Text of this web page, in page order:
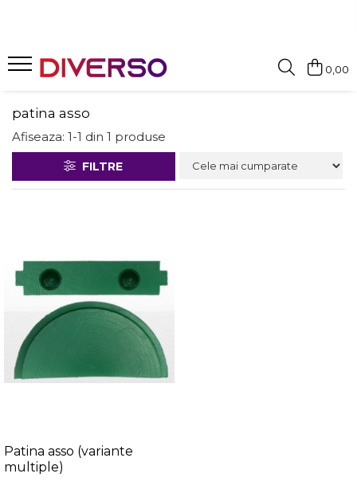
PLA
ABS
SILK
PMMA
MULTIMATERIAL
0,00
patina asso
Afiseaza: 1-1 din 1 produse
FILTRE
Patina asso (variante
multiple)